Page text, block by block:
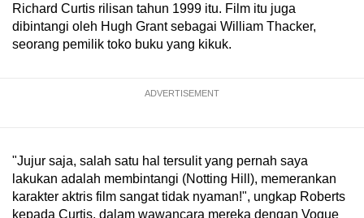
Richard Curtis rilisan tahun 1999 itu. Film itu juga
dibintangi oleh Hugh Grant sebagai William Thacker,
seorang pemilik toko buku yang kikuk.
ADVERTISEMENT
"Jujur saja, salah satu hal tersulit yang pernah saya
lakukan adalah membintangi (Notting Hill), memerankan
karakter aktris film sangat tidak nyaman!", ungkap Roberts
kepada Curtis, dalam wawancara mereka dengan Vogue
or,
for
the
app.